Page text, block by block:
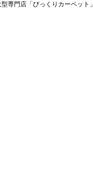
専門店「びっくりカーペット」